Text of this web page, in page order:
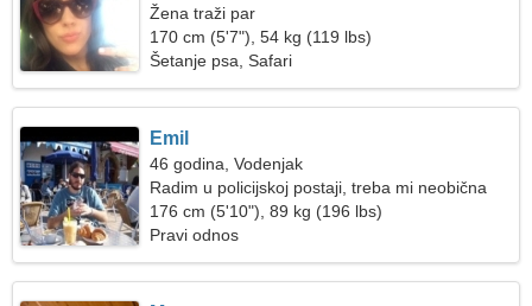
Žena traži par
170 cm (5'7"), 54 kg (119 lbs)
Šetanje psa, Safari
Emil
46 godina, Vodenjak
Radim u policijskoj postaji, treba mi neobična
žena
176 cm (5'10"), 89 kg (196 lbs)
Pravi odnos